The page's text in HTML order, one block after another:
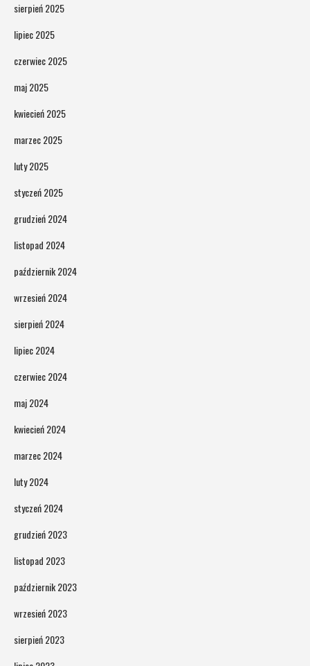
sierpień 2025
lipiec 2025
czerwiec 2025
maj 2025
kwiecień 2025
marzec 2025
luty 2025
styczeń 2025
grudzień 2024
listopad 2024
październik 2024
wrzesień 2024
sierpień 2024
lipiec 2024
czerwiec 2024
maj 2024
kwiecień 2024
marzec 2024
luty 2024
styczeń 2024
grudzień 2023
listopad 2023
październik 2023
wrzesień 2023
sierpień 2023